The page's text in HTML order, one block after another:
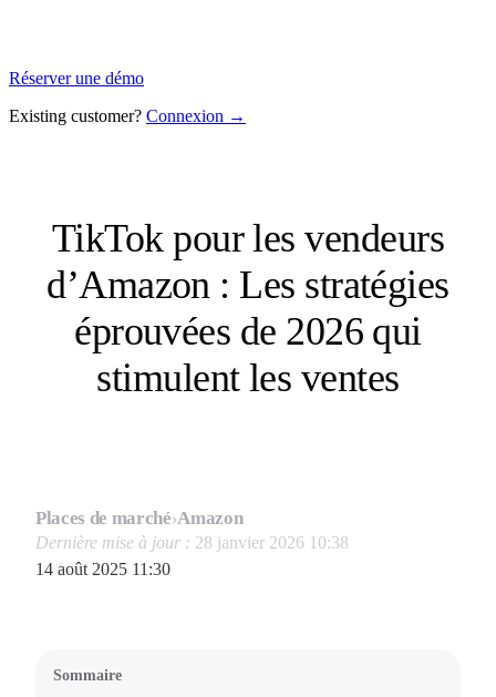
Réserver une démo
Existing customer? Connexion →
TikTok pour les vendeurs
d’Amazon : Les stratégies
éprouvées de 2026 qui
stimulent les ventes
Places de marché›Amazon
Dernière mise à jour : 28 janvier 2026 10:38
14 août 2025 11:30
Sommaire